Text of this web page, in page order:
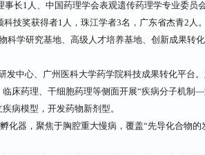
长1人、中国药理学会表观遗传药理学专业委员
技奖获得者1人，珠江学者3名，广东省杰青2人
学研究基地、高级人才培养基地、创新成果转
中心、广州医科大学药学院科技成果转化平台
床药理、干细胞药理等侧面开展“疾病分子机
病模型，开发药物新剂型。
化器，聚焦于胸腔重大慢病，覆盖“先导化合物